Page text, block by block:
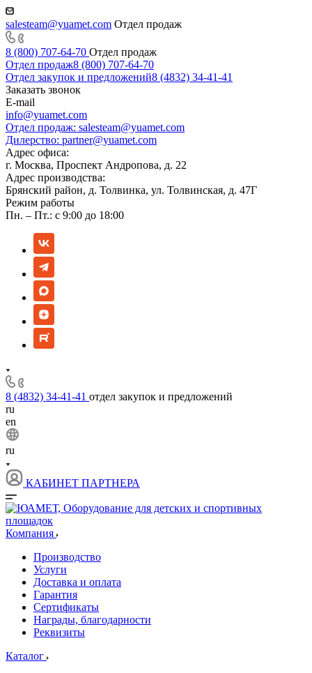
salesteam@yuamet.com Отдел продаж
8 (800) 707-64-70 Отдел продаж
Отдел продаж8 (800) 707-64-70
Отдел закупок и предложений8 (4832) 34-41-41
Заказать звонок
E-mail
info@yuamet.com
Отдел продаж: salesteam@yuamet.com
Дилерство: partner@yuamet.com
Адрес офиса:
г. Москва, Проспект Андропова, д. 22
Адрес производства:
Брянский район, д. Толвинка, ул. Толвинская, д. 47Г
Режим работы
Пн. – Пт.: с 9:00 до 18:00
8 (4832) 34-41-41 отдел закупок и предложений
ru
en
ru
КАБИНЕТ ПАРТНЕРА
Компания
Производство
Услуги
Доставка и оплата
Гарантия
Сертификаты
Награды, благодарности
Реквизиты
Каталог